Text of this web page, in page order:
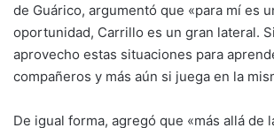
de Guárico, argumentó que «para mí es
oportunidad, Carrillo es un gran lateral.
aprovecho estas situaciones para
compañeros y más aún si juega en la
De igual forma, agregó que «más allá de